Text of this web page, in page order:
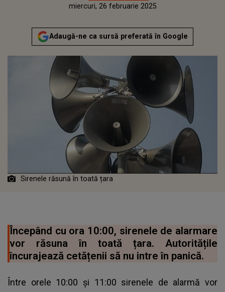
miercuri, 26 februarie 2025
Actualizat:
miercuri, 26 februarie 2025
Adaugă-ne ca sursă preferată în Google
Sirenele răsună în toată țara
Începând cu ora 10:00, sirenele de alarmare
vor răsuna în toată țara. Autoritățile
încurajează cetățenii să nu intre în panică.
Între orele 10:00 și 11:00 sirenele de alarmă vor